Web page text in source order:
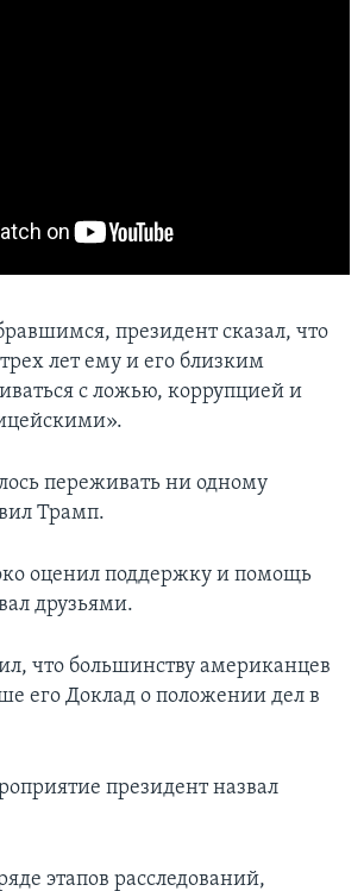
президент сказал, что
лет ему и его близким
с ложью, коррупцией и
переживать ни одному
Трамп.
оценил поддержку и помощь
друзьями.
что большинству американцев
его Доклад о положении дел в
президент назвал
этапов расследований,